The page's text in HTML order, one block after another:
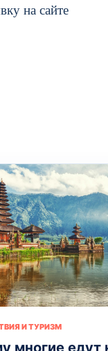
на сайте
И ТУРИЗМ
многие едут